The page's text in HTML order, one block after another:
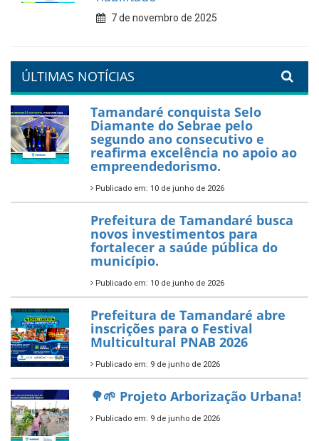
7 de fevereiro de 2026
orla da cidade.
PartiuENEM — Prefeitura
garante transporte gratuito
para os estudantes
7 de novembro de 2025
Política Nacional Aldir Blanc
— Tamandaré tem Plano de
Aplicação de Recursos (PAR)
habilitado
7 de novembro de 2025
ÚLTIMAS NOTÍCIAS
Tamandaré conquista Selo
Diamante do Sebrae pelo
segundo ano consecutivo e
reafirma excelência no apoio ao
empreendedorismo.
Publicado em: 10 de junho de 2026